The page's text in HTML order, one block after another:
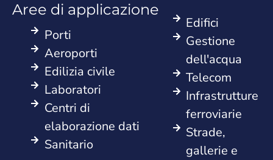
Aree di applicazione
Porti
Aeroporti
Edilizia civile
Laboratori
Centri di
elaborazione dati
Sanitario
Edifici
Gestione
dell'acqua
Telecom
Infrastrutture
ferroviarie
Strade,
gallerie e